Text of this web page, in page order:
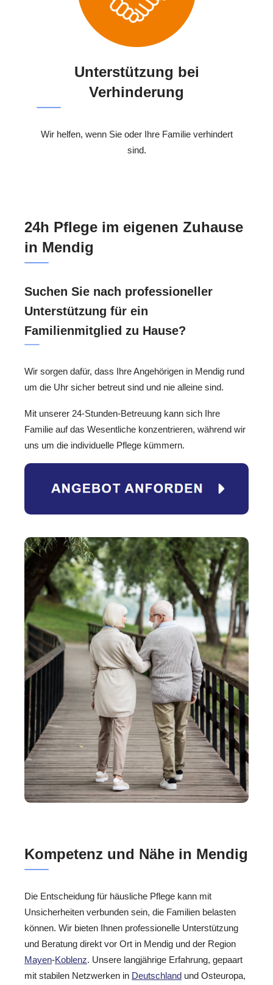
Unterstützung bei
Verhinderung
Wir helfen, wenn Sie oder Ihre Familie verhindert
sind.
24h Pflege im eigenen Zuhause
in Mendig
Suchen Sie nach professioneller
Unterstützung für ein
Familienmitglied zu Hause?
Wir sorgen dafür, dass Ihre Angehörigen in Mendig rund
um die Uhr sicher betreut sind und nie alleine sind.
Mit unserer 24-Stunden-Betreuung kann sich Ihre
Familie auf das Wesentliche konzentrieren, während wir
uns um die individuelle Pflege kümmern.
Kompetenz und Nähe in Mendig
Die Entscheidung für häusliche Pflege kann mit
Unsicherheiten verbunden sein, die Familien belasten
können. Wir bieten Ihnen professionelle Unterstützung
und Beratung direkt vor Ort in Mendig und der Region
Mayen-Koblenz. Unsere langjährige Erfahrung, gepaart
mit stabilen Netzwerken in Deutschland und Osteuropa,